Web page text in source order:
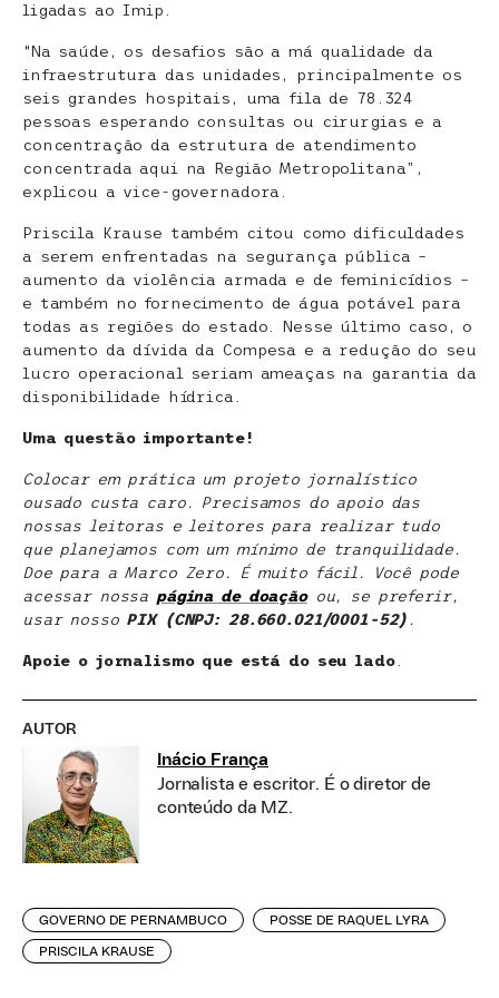
ligadas ao Imip.
“Na saúde, os desafios são a má qualidade da
infraestrutura das unidades, principalmente os
seis grandes hospitais, uma fila de 78.324
pessoas esperando consultas ou cirurgias e a
concentração da estrutura de atendimento
concentrada aqui na Região Metropolitana”,
explicou a vice-governadora.
Priscila Krause também citou como dificuldades
a serem enfrentadas na segurança pública –
aumento da violência armada e de feminicídios –
e também no fornecimento de água potável para
todas as regiões do estado. Nesse último caso, o
aumento da dívida da Compesa e a redução do seu
lucro operacional seriam ameaças na garantia da
disponibilidade hídrica.
Uma questão importante!
Colocar em prática um projeto jornalístico
ousado custa caro. Precisamos do apoio das
nossas leitoras e leitores para realizar tudo
que planejamos com um mínimo de tranquilidade.
Doe para a Marco Zero. É muito fácil. Você pode
acessar nossa página de doação ou, se preferir,
usar nosso PIX (CNPJ: 28.660.021/0001-52) .
Apoie o jornalismo que está do seu lado.
AUTOR
Inácio França
Jornalista e escritor. É o diretor de
conteúdo da MZ.
GOVERNO DE PERNAMBUCO POSSE DE RAQUEL LYRA
PRISCILA KRAUSE